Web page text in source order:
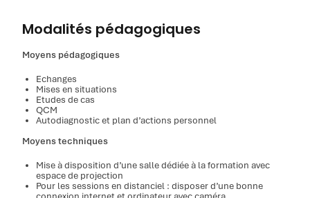
Modalités pédagogiques
Moyens pédagogiques
Echanges
Mises en situations
Etudes de cas
QCM
Autodiagnostic et plan d’actions personnel
Moyens techniques
Mise à disposition d’une salle dédiée à la formation avec
espace de projection
Pour les sessions en distanciel : disposer d’une bonne